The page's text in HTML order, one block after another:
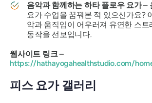
음악과 함께하는 하타 플로우 요가–
요가 수업을 꿈꿔본 적 있으신가요?
악과 움직임이 어우러져 유연한 스
동작을 선보입니다.
웹사이트 링크–
https://hathayogahealthstudio.com/
피스 요가 갤러리